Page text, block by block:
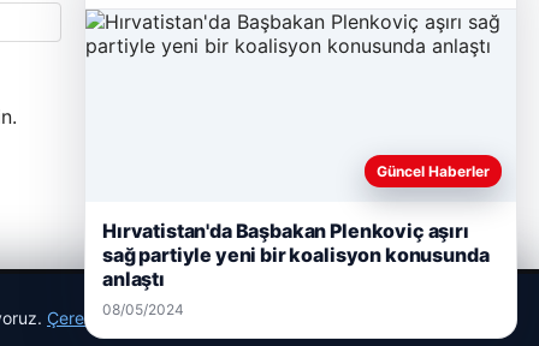
Çerez Politikamız
Güncel Haberler
Hırvatistan'da Başbakan Plenkoviç aşırı
sağ partiyle yeni bir koalisyon konusunda
anlaştı
08/05/2024